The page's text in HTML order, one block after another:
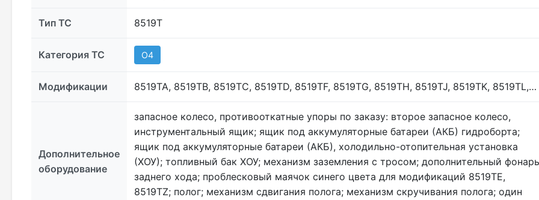
Тип ТС 8519Т
Категория ТС O4
Модификации 8519TA, 8519TB, 8519TC, 8519TD, 8519TF, 8519TG, 8519TH, 8519TJ, 8519TK, 8519TL,…
Дополнительное
оборудование
запасное колесо, противооткатные упоры по заказу: второе запасное колесо,
инструментальный ящик; ящик под аккумуляторные батареи (АКБ) гидроборта;
ящик под аккумуляторные батареи (АКБ), холодильно-отопительная установка
(ХОУ); топливный бак ХОУ; механизм заземления с тросом; дополнительный фонарь
заднего хода; проблесковый маячок синего цвета для модификаций 8519TE,
8519TZ; полог; механизм сдвигания полога; механизм скручивания полога; один